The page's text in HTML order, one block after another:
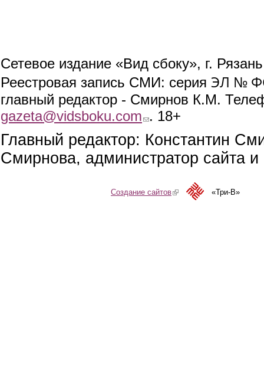
Сетевое издание «Вид сбоку», г.
Реестровая запись СМИ: серия ЭЛ №
главный редактор - Смирнов К.М.
gazeta@vidsboku.com (link sends e-mail)
. 18+
Главный редактор: Константин
Смирнова, администратор сайта
Создание сайтов(link is external)«Три-В»